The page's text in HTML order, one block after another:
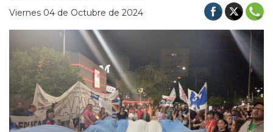
Viernes 04 de Octubre de 2024